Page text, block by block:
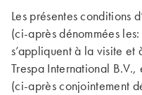
CARRIÈRES
NOTRE VISION ET NOS
À PROPOS DE NOUS
HISTORIQUE
CONTACT
Trouvez
PURA® NFC VISUALISER
PROGRAMME DE
Les présentes conditions
(ci-après dénommées
s’appliquent à la visite et
Trespa International
(ci-après conjointement